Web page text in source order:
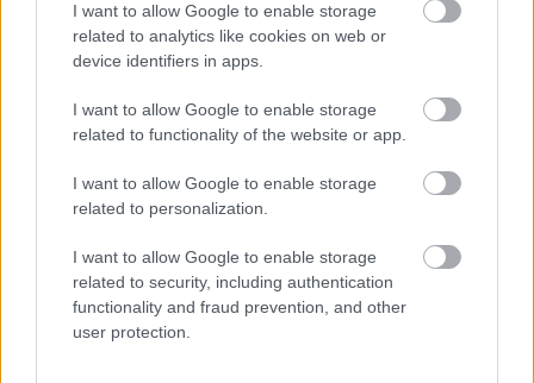
I want to allow Google to enable storage
related to analytics like cookies on web or
device identifiers in apps.
I want to allow Google to enable storage
related to functionality of the website or app.
I want to allow Google to enable storage
related to personalization.
I want to allow Google to enable storage
related to security, including authentication
functionality and fraud prevention, and other
user protection.